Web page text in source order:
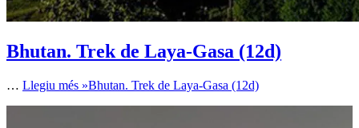
Bhutan. Trek de Laya-Gasa (12d)
… Llegiu més »Bhutan. Trek de Laya-Gasa (12d)